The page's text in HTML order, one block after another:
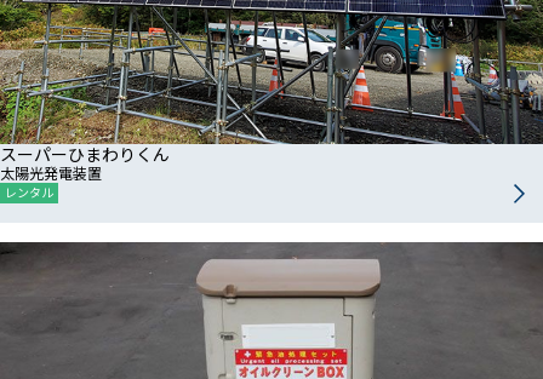
スーパーひまわりくん
太陽光発電装置
レンタル